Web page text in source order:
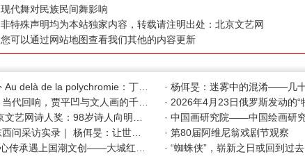
现代舞对民族民间舞影响
非特殊声明均为本站独家内容，转载请注明出处： 北京文艺网
您可以通过网站地图查看我们其他的内容更新
· 第80届阿维尼翁戏剧节观察
· “蜘蛛侠”，崭新之日或回到过去